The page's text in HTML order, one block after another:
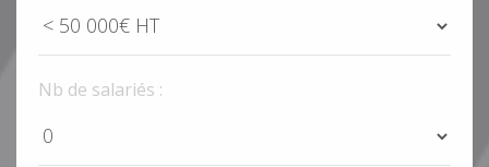
Nb de salariés :